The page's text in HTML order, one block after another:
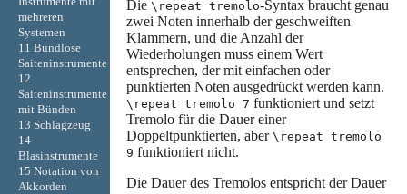
Die \repeat tremolo-Syntax braucht genau
zwei Noten innerhalb der geschweiften
Klammern, und die Anzahl der
Wiederholungen muss einem Wert
entsprechen, der mit einfachen oder
punktierten Noten ausgedrückt werden kann.
\repeat tremolo 7 funktioniert und setzt
Tremolo für die Dauer einer
Doppeltpunktierten, aber \repeat tremolo
9 funktioniert nicht.
Die Dauer des Tremolos entspricht der Dauer
mehreren
Systemen
11 Bundlose
Saiteninstrumente
12
Saiteninstrumente
mit Bünden
13 Schlagzeug
14
Blasinstrumente
15 Notation von
Akkorden